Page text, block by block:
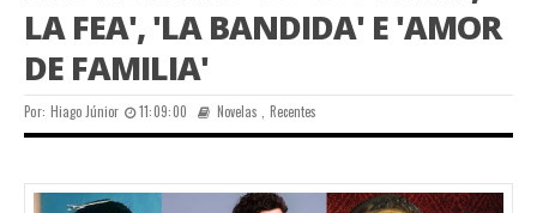
LA FEA', 'LA BANDIDA' E 'AMOR
DE FAMILIA'
Por: Hiago Júnior 11:09:00 Novelas ,Recentes